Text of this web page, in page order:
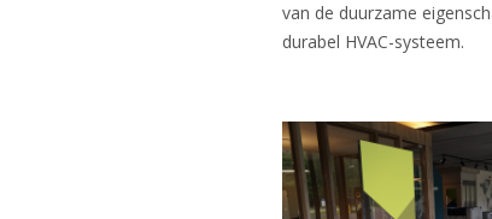
van de duurzame
durabel HVAC-systeem.